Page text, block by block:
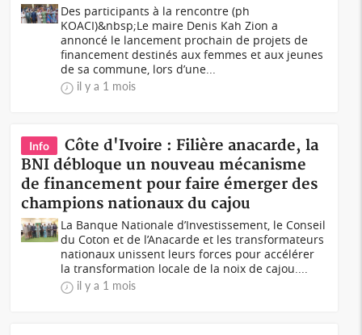
Des participants à la rencontre (ph
KOACI)&nbsp;Le maire Denis Kah Zion a
annoncé le lancement prochain de projets de
financement destinés aux femmes et aux jeunes
de sa commune, lors d’une...
il y a 1 mois
Info
Côte d'Ivoire : Filière anacarde, la
BNI débloque un nouveau mécanisme
de financement pour faire émerger des
champions nationaux du cajou
La Banque Nationale d’Investissement, le Conseil
du Coton et de l’Anacarde et les transformateurs
nationaux unissent leurs forces pour accélérer
la transformation locale de la noix de cajou....
il y a 1 mois